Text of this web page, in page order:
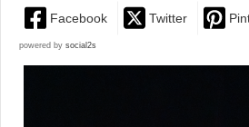
Facebook Twitter
powered by social2s